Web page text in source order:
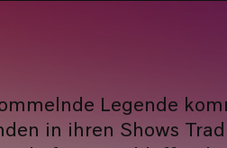
Legende
in ihren Shows